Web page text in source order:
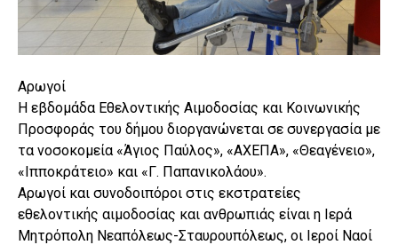
Αρωγοί
Η εβδομάδα Εθελοντικής Αιμοδοσίας και Κοινωνικής
Προσφοράς του δήμου διοργανώνεται σε συνεργασία με
τα νοσοκομεία «Άγιος Παύλος», «ΑΧΕΠΑ», «Θεαγένειο»,
«Ιπποκράτειο» και «Γ. Παπανικολάου».
Αρωγοί και συνοδοιπόροι στις εκστρατείες
εθελοντικής αιμοδοσίας και ανθρωπιάς είναι η Ιερά
Μητρόπολη Νεαπόλεως-Σταυρουπόλεως, οι Ιεροί Ναοί